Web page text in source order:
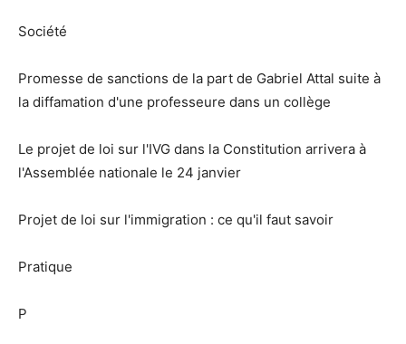
Société
Promesse de sanctions de la part de Gabriel Attal suite à
la diffamation d'une professeure dans un collège
Le projet de loi sur l'IVG dans la Constitution arrivera à
l'Assemblée nationale le 24 janvier
Projet de loi sur l'immigration : ce qu'il faut savoir
Pratique
P